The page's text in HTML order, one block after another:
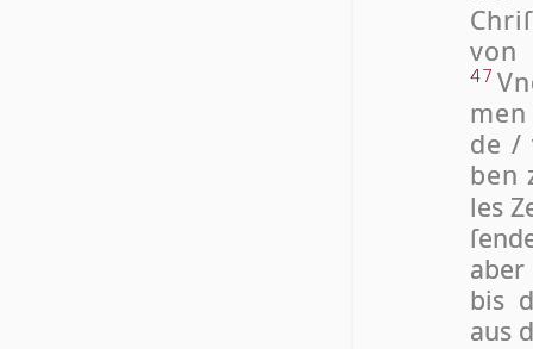
von
47
de /
ben
les
aber
bis
aus